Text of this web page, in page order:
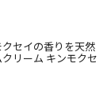
クセイの香りを天然
リーム キンモクセ